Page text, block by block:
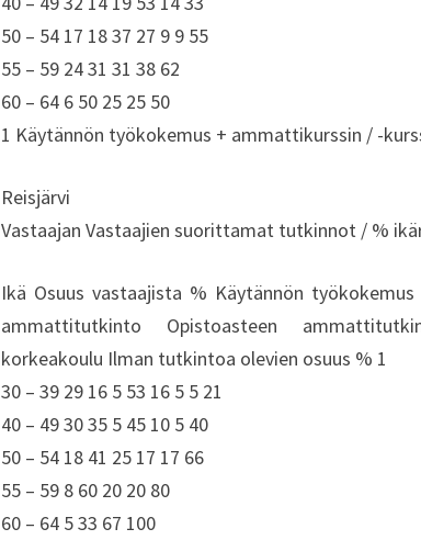
50 – 54 17 18 37 27 9 9 55
55 – 59 24 31 31 38 62
60 – 64 6 50 25 25 50
1 Käytännön työkokemus + ammattikurssin / -
Reisjärvi
Vastaajan Vastaajien suorittamat tutkinnot / %
Ikä Osuus vastaajista % Käytännön
ammattitutkinto Opistoasteen
korkeakoulu Ilman tutkintoa olevien osuus % 1
30 – 39 29 16 5 53 16 5 5 21
40 – 49 30 35 5 45 10 5 40
50 – 54 18 41 25 17 17 66
55 – 59 8 60 20 20 80
60 – 64 5 33 67 100